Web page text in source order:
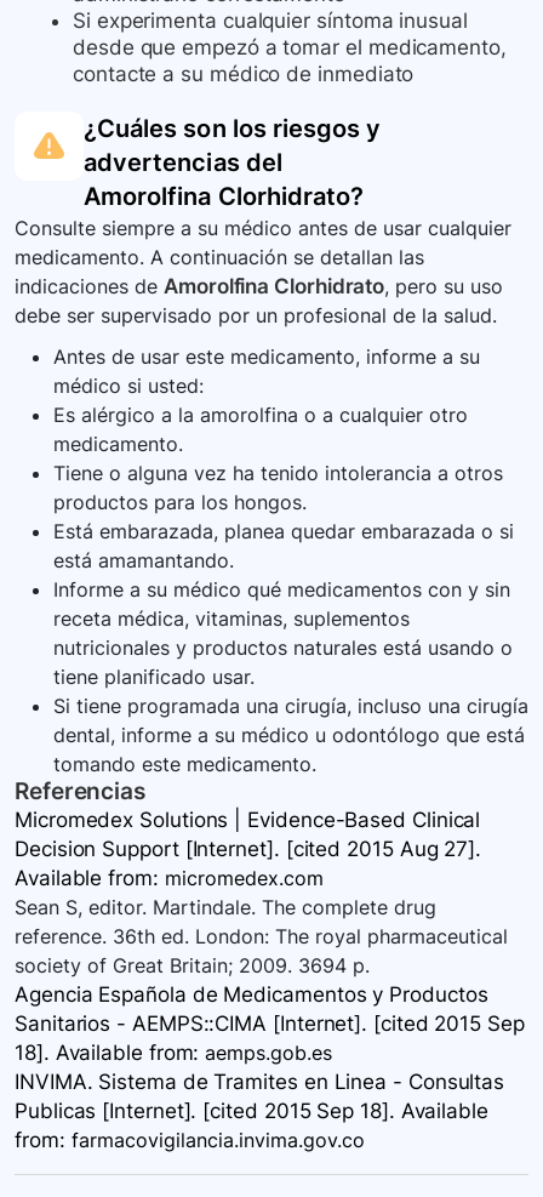
Si experimenta cualquier síntoma inusual
desde que empezó a tomar el medicamento,
contacte a su médico de inmediato
¿Cuáles son los riesgos y
advertencias del
Amorolfina Clorhidrato?
Consulte siempre a su médico antes de usar cualquier
medicamento. A continuación se detallan las
indicaciones de Amorolfina Clorhidrato, pero su uso
debe ser supervisado por un profesional de la salud.
Antes de usar este medicamento, informe a su
médico si usted:
Es alérgico a la amorolfina o a cualquier otro
medicamento.
Tiene o alguna vez ha tenido intolerancia a otros
productos para los hongos.
Está embarazada, planea quedar embarazada o si
está amamantando.
Informe a su médico qué medicamentos con y sin
receta médica, vitaminas, suplementos
nutricionales y productos naturales está usando o
tiene planificado usar.
Si tiene programada una cirugía, incluso una cirugía
dental, informe a su médico u odontólogo que está
tomando este medicamento.
Referencias
Micromedex Solutions | Evidence-Based Clinical
Decision Support [Internet]. [cited 2015 Aug 27].
Available from: micromedex.com
Sean S, editor. Martindale. The complete drug
reference. 36th ed. London: The royal pharmaceutical
society of Great Britain; 2009. 3694 p.
Agencia Española de Medicamentos y Productos
Sanitarios - AEMPS::CIMA [Internet]. [cited 2015 Sep
18]. Available from:aemps.gob.es
INVIMA. Sistema de Tramites en Linea - Consultas
Publicas [Internet]. [cited 2015 Sep 18]. Available
from: farmacovigilancia.invima.gov.co